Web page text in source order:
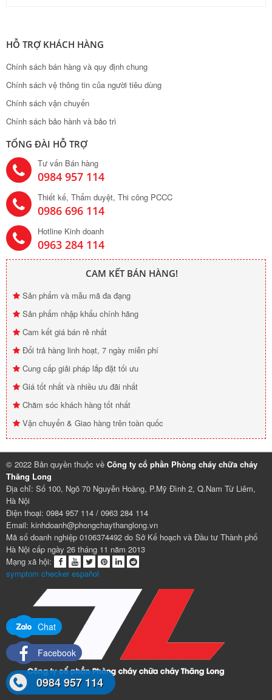
HỖ TRỢ KHÁCH HÀNG
Chính sách bán hàng và quy định chung
Chính sách vệ thông tin của người tiêu dùng
Chính sách vận chuyển
Chính sách bảo hành và bảo trì
TỔNG ĐÀI HỖ TRỢ
Tư vấn Bán hàng
0984 957 114
Thiết kế, Thẩm duyệt, Thi công PCCC
0986 696 114
Hotline Kinh doanh
0963 284 114
CAM KẾT BÁN HÀNG!
Sản phẩm và mẫu mã đa đạng
Sản phẩm nhập khẩu chính hãng
Cam kết giá bán rẻ nhất
Đổi trả hàng linh hoạt, 7 ngày miễn phí
Cung cấp giải pháp lắp đặt tối ưu
Giá tốt nhất và nhiều ưu đãi nhất
Chăm sóc khách hàng tốt nhất
Vận chuyển & Giao hàng trên toàn quốc
© 2022 Bản quyền thuộc về Công ty cổ phần Phòng cháy chữa cháy
Thăng Long
Địa chỉ: Số 100, Ngõ 70 Nguyễn Hoàng, P.Mỹ Đình 2, Q.Nam Từ Liêm,
Hà Nội
Điện thoại: 0984 957 114 / 0963 284 114
Email: kinhdoanh@phongchaythanglong.vn
Mã số doanh nghiệp 0106374492 do Sở Kế hoạch và Đầu tư Thành phố
Hà Nội cấp ngày 26 tháng 11 năm 2013
Mạng xã hội:
symptom checker español
Chat
Facebook
0984 957 114